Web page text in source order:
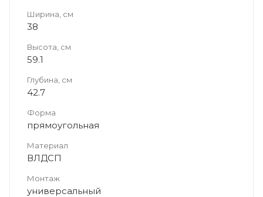
Ширина, см
38
Высота, см
59.1
Глубина, см
42.7
Форма
прямоугольная
Материал
ВЛДСП
Монтаж
универсальный